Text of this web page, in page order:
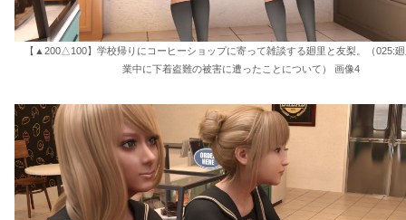
【▲200△100】学校帰りにコーヒーショップに寄って雑談する廻里と友梨。（025:
業中に下着盗難の被害に遭ったことについて） 画像4